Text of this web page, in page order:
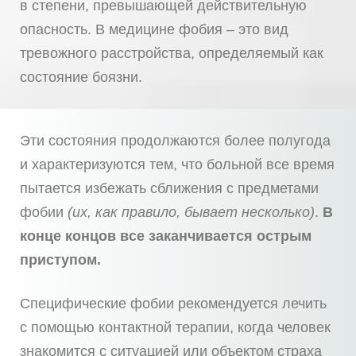
в степени, превышающей действительную
опасность. В медицине фобия – это вид
тревожного расстройства, определяемый как
состояние боязни.
Эти состояния продолжаются более полугода
и характеризуются тем, что больной все время
пытается избежать сближения с предметами
фобии (их, как правило, бывает несколько). В
конце концов все заканчивается острым
приступом.
Специфические фобии рекомендуется лечить
с помощью контактной терапии, когда человек
знакомится с ситуацией или объектом страха